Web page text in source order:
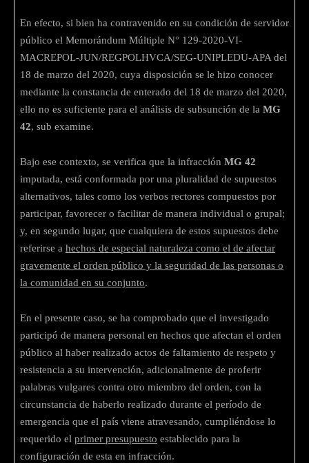
En efecto, si bien ha contravenido en su condición de servidor
público el Memorándum Múltiple N° 129-2020-VI-
MACREPOL-JUN/REGPOLHVCA/SEG-UNIPLEDU-APA del
18 de marzo del 2020, cuya disposición se le hizo conocer
mediante la constancia de enterado del 18 de marzo del 2020,
ello no es suficiente para el análisis de subsunción de la MG
42, sub examine.
Bajo ese contexto, se verifica que la infracción MG 42
imputada, está conformada por una pluralidad de supuestos
alternativos, tales como los verbos rectores compuestos por
participar, favorecer o facilitar de manera individual o grupal;
y, en segundo lugar, que cualquiera de estos supuestos debe
referirse a hechos de especial naturaleza como el de afectar
gravemente el orden público y la seguridad de las personas o
la comunidad en su conjunto.
En el presente caso, se ha comprobado que el investigado
participó de manera personal en hechos que afectan el orden
público al haber realizado actos de faltamiento de respeto y
resistencia a su intervención, adicionalmente de proferir
palabras vulgares contra otro miembro del orden, con la
circunstancia de haberlo realizado durante el período de
emergencia que el país viene atravesando, cumpliéndose lo
requerido el primer presupuesto establecido para la
configuración de esta en infracción.